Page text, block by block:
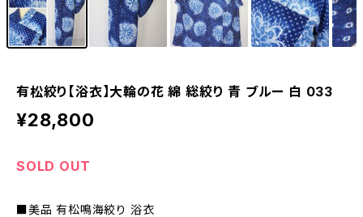
有松絞り【浴衣】大輪の花 綿 総絞り 青 ブルー 白 033
¥28,800
SOLD OUT
■美品 有松鳴海絞り 浴衣